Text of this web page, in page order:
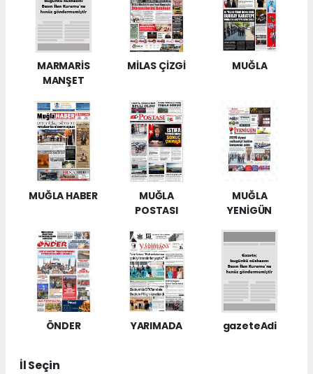
MARMARİS
MANŞET
MİLAS ÇİZGİ MUĞLA
MUĞLA HABER
MUĞLA
POSTASI
MUĞLA
YENİGÜN
ÖNDER YARIMADA gazeteAdi
İl Seçin